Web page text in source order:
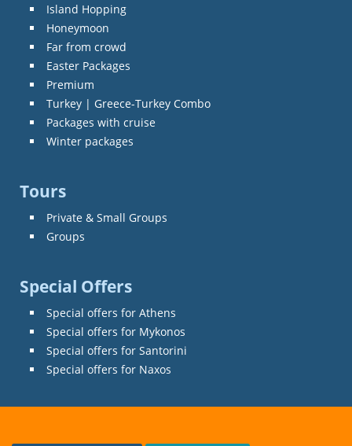
Island Hopping
Honeymoon
Far from crowd
Easter Packages
Premium
Turkey | Greece-Turkey Combo
Packages with cruise
Winter packages
Tours
Private & Small Groups
Groups
Special Offers
Special offers for Athens
Special offers for Mykonos
Special offers for Santorini
Special offers for Naxos